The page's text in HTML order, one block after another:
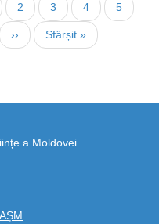
Страница
2 Страница
3 Страница
4 5
Следующая
страница
››
Последняя
страница
Sfârșit »
a Moldovei